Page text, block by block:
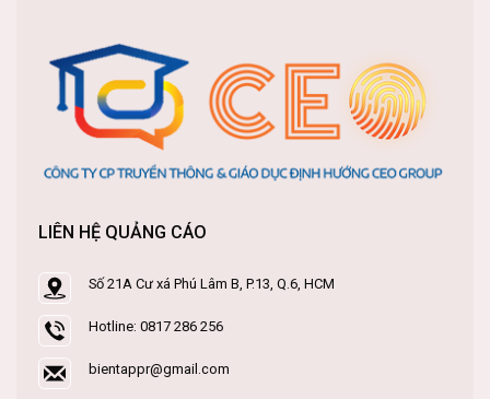
LIÊN HỆ QUẢNG CÁO
Số 21A Cư xá Phú Lâm B, P.13, Q.6, HCM
Hotline: 0817 286 256
bientappr@gmail.com